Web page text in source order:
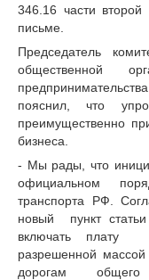
346.16 части второй
письме.
Председатель
общественной
пояснил, что
преимущественно
бизнеса.
- Мы рады, что
официальном
транспорта РФ.
новый пункт
включать плату
разрешенной
дорогам общего